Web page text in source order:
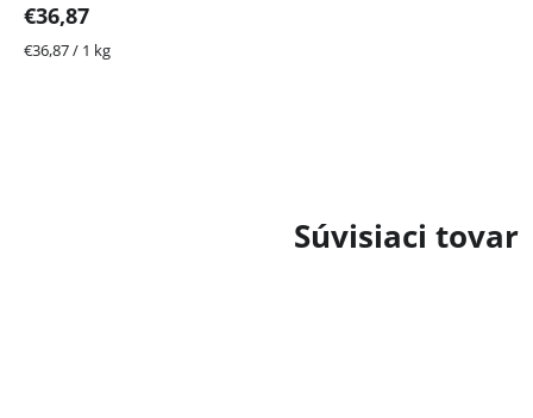
Súvisiaci tovar
€36,87
Jednotková
€36,87 / 1 kg